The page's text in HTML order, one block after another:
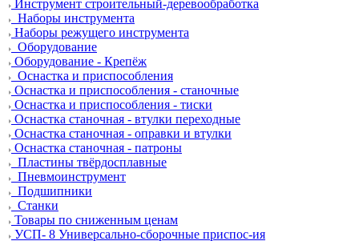
Инструмент строительный-деревообработка
Наборы инструмента
Наборы режущего инструмента
Оборудование
Оборудование - Крепёж
Оснастка и приспособления
Оснастка и приспособления - станочные
Оснастка и приспособления - тиски
Оснастка станочная - втулки переходные
Оснастка станочная - оправки и втулки
Оснастка станочная - патроны
Пластины твёрдосплавные
Пневмоинструмент
Подшипники
Станки
Товары по сниженным ценам
УСП- 8 Универсально-сборочные приспос-ия